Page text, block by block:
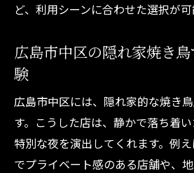
ど、利用シーンに合わせた選択が可
広島市中区の隠れ家焼き
験
広島市中区には、隠れ家的な焼き
す。こうした店は、静かで落ち着い
特別な夜を演出してくれます。例
でプライベート感のある店舗や、